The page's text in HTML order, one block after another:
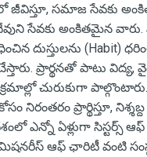
జీవిస్తూ, సమాజ సేవకు
సేవకు అంకితమైన
దుస్తులను (Habit)
ప్రార్థనతో పాటు
చురుకుగా పాల్గొంటారు.
ప్రార్థిస్తూ,
ఎన్నో ఏళ్లుగా సిస్టర్స్
మిషనరీస్ ఆఫ్ ఛారిటీ వంటి